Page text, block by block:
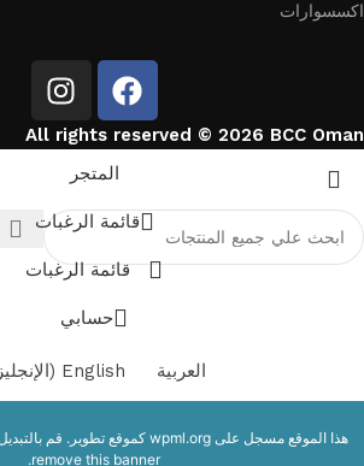
اكسسوارات
All rights reserved © 2026 BCC Oman
المتجر
قائمة الرغبات
قائمة الرغبات
حسابي
العربية English
(
هذا الموقع مسجل علىwpml.org كموقع تطوير. قم
remove this banner
.